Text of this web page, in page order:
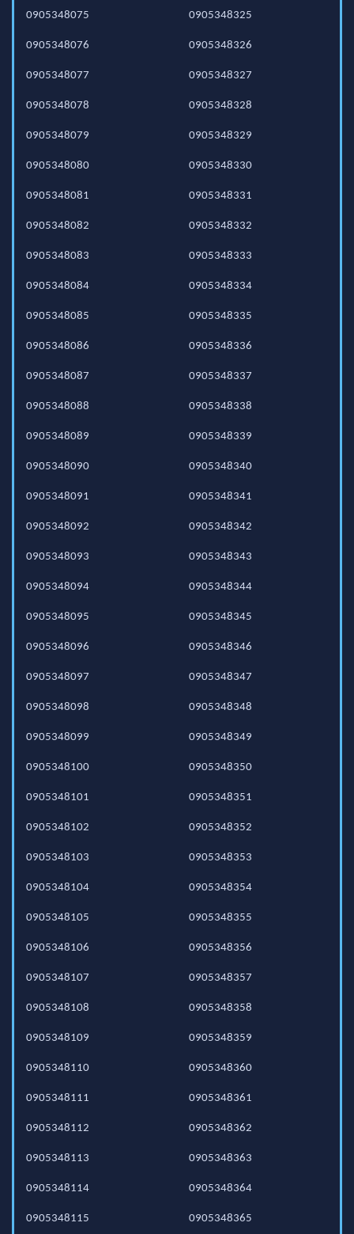
0905348075
0905348076
0905348077
0905348078
0905348079
0905348080
0905348081
0905348082
0905348083
0905348084
0905348085
0905348086
0905348087
0905348088
0905348089
0905348090
0905348091
0905348092
0905348093
0905348094
0905348095
0905348096
0905348097
0905348098
0905348099
0905348100
0905348101
0905348102
0905348103
0905348104
0905348105
0905348106
0905348107
0905348108
0905348109
0905348110
0905348111
0905348112
0905348113
0905348114
0905348115
0905348325
0905348326
0905348327
0905348328
0905348329
0905348330
0905348331
0905348332
0905348333
0905348334
0905348335
0905348336
0905348337
0905348338
0905348339
0905348340
0905348341
0905348342
0905348343
0905348344
0905348345
0905348346
0905348347
0905348348
0905348349
0905348350
0905348351
0905348352
0905348353
0905348354
0905348355
0905348356
0905348357
0905348358
0905348359
0905348360
0905348361
0905348362
0905348363
0905348364
0905348365